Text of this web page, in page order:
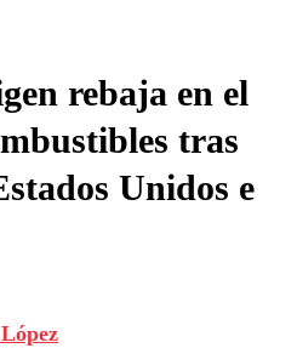
rebaja en el
tras
Unidos e